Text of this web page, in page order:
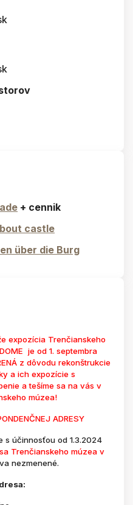
+ cennik
castle
über die Burg
expozícia Trenčianskeho
je od 1. septembra
z dôvodu rekonštrukcie
a ich expozície s
a tešíme sa na vás v
múzea!
ADRESY
s účinnosťou od 1.3.2024
Trenčianskeho múzea v
nezmenené.